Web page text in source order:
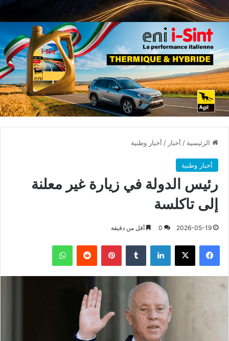
الرئيسية / أخبار / أخبار وطنية
أخبار وطنية
رئيس الدولة في زيارة غير معلنة
إلى تاكلسة
2026-05-19
0 أقل من دقيقة
فيسبوك X لينكدإن بينتيريست واتساب